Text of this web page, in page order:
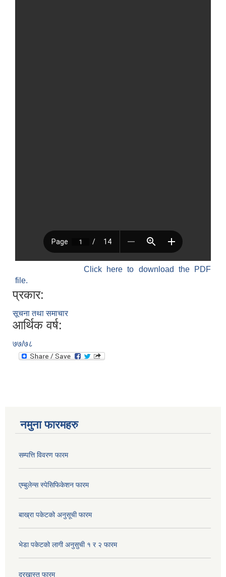
Click here to download the PDF
file.
प्रकार:
सूचना तथा समाचार
आर्थिक वर्ष:
७७/७८
नमुना फारमहरु
सम्पत्ति विवरण फारम
एम्बुलेन्स स्पेसिफिकेशन फारम
बाख्रा पकेटको अनुसूची फारम
भेडा पकेटको लागी अनुसुची १ र २ फारम
दरखास्त फारम